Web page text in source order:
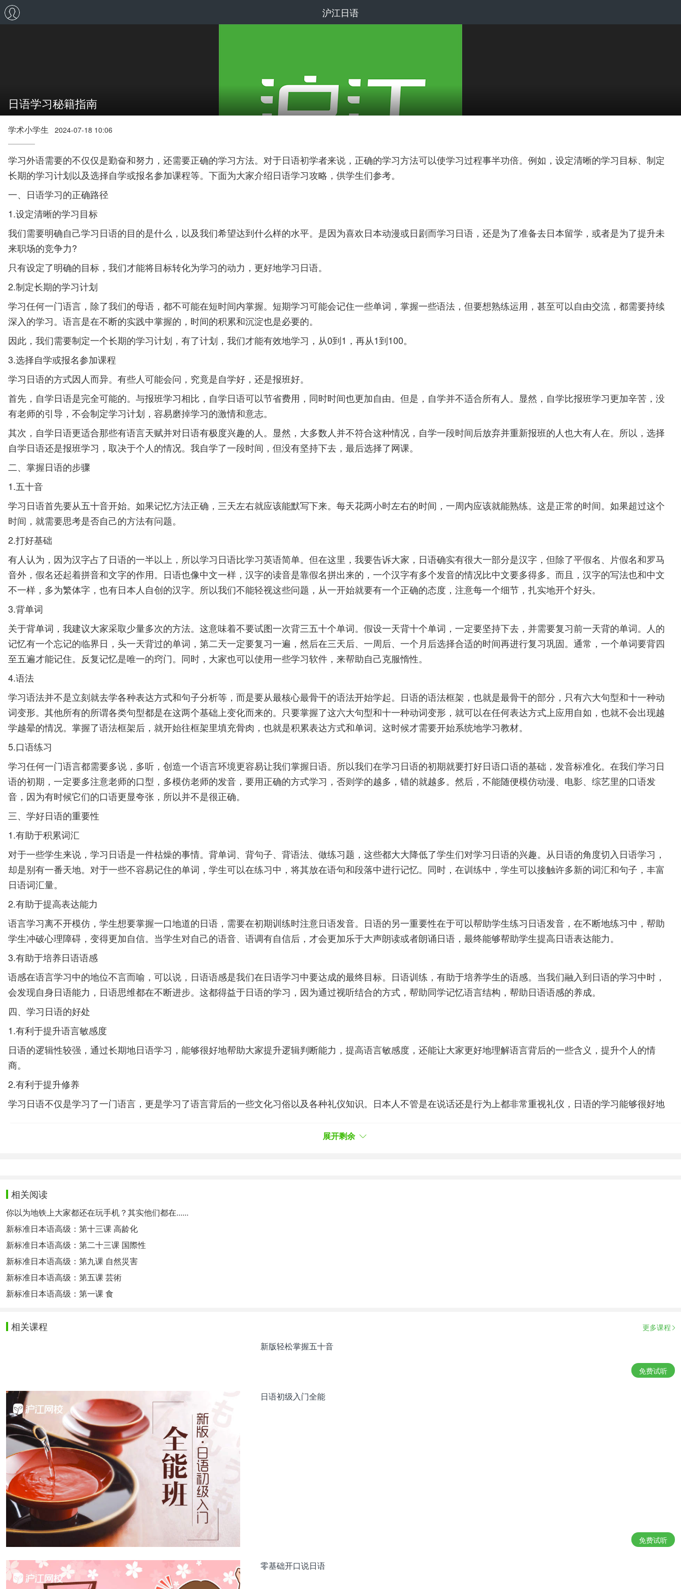
沪江日语
日语学习秘籍指南
学术小学生 2024-07-18 10:06
学习外语需要的不仅仅是勤奋和努力，还需要正确的学习方法。对于日语初学者来说，正确的学习方法可以使学习过程事半功倍。例如，设定清晰的学习目标、制定
长期的学习计划以及选择自学或报名参加课程等。下面为大家介绍日语学习攻略，供学生们参考。
一、日语学习的正确路径
1.设定清晰的学习目标
我们需要明确自己学习日语的目的是什么，以及我们希望达到什么样的水平。是因为喜欢日本动漫或日剧而学习日语，还是为了准备去日本留学，或者是为了提升未
来职场的竞争力?
只有设定了明确的目标，我们才能将目标转化为学习的动力，更好地学习日语。
2.制定长期的学习计划
学习任何一门语言，除了我们的母语，都不可能在短时间内掌握。短期学习可能会记住一些单词，掌握一些语法，但要想熟练运用，甚至可以自由交流，都需要持续
深入的学习。语言是在不断的实践中掌握的，时间的积累和沉淀也是必要的。
因此，我们需要制定一个长期的学习计划，有了计划，我们才能有效地学习，从0到1，再从1到100。
3.选择自学或报名参加课程
学习日语的方式因人而异。有些人可能会问，究竟是自学好，还是报班好。
首先，自学日语是完全可能的。与报班学习相比，自学日语可以节省费用，同时时间也更加自由。但是，自学并不适合所有人。显然，自学比报班学习更加辛苦，没
有老师的引导，不会制定学习计划，容易磨掉学习的激情和意志。
其次，自学日语更适合那些有语言天赋并对日语有极度兴趣的人。显然，大多数人并不符合这种情况，自学一段时间后放弃并重新报班的人也大有人在。所以，选择
自学日语还是报班学习，取决于个人的情况。我自学了一段时间，但没有坚持下去，最后选择了网课。
二、掌握日语的步骤
1.五十音
学习日语首先要从五十音开始。如果记忆方法正确，三天左右就应该能默写下来。每天花两小时左右的时间，一周内应该就能熟练。这是正常的时间。如果超过这个
时间，就需要思考是否自己的方法有问题。
2.打好基础
有人认为，因为汉字占了日语的一半以上，所以学习日语比学习英语简单。但在这里，我要告诉大家，日语确实有很大一部分是汉字，但除了平假名、片假名和罗马
音外，假名还起着拼音和文字的作用。日语也像中文一样，汉字的读音是靠假名拼出来的，一个汉字有多个发音的情况比中文要多得多。而且，汉字的写法也和中文
不一样，多为繁体字，也有日本人自创的汉字。所以我们不能轻视这些问题，从一开始就要有一个正确的态度，注意每一个细节，扎实地开个好头。
3.背单词
关于背单词，我建议大家采取少量多次的方法。这意味着不要试图一次背三五十个单词。假设一天背十个单词，一定要坚持下去，并需要复习前一天背的单词。人的
记忆有一个忘记的临界日，头一天背过的单词，第二天一定要复习一遍，然后在三天后、一周后、一个月后选择合适的时间再进行复习巩固。通常，一个单词要背四
至五遍才能记住。反复记忆是唯一的窍门。同时，大家也可以使用一些学习软件，来帮助自己克服惰性。
4.语法
学习语法并不是立刻就去学各种表达方式和句子分析等，而是要从最核心最骨干的语法开始学起。日语的语法框架，也就是最骨干的部分，只有六大句型和十一种动
词变形。其他所有的所谓各类句型都是在这两个基础上变化而来的。只要掌握了这六大句型和十一种动词变形，就可以在任何表达方式上应用自如，也就不会出现越
学越晕的情况。掌握了语法框架后，就开始往框架里填充骨肉，也就是积累表达方式和单词。这时候才需要开始系统地学习教材。
5.口语练习
学习任何一门语言都需要多说，多听，创造一个语言环境更容易让我们掌握日语。所以我们在学习日语的初期就要打好日语口语的基础，发音标准化。在我们学习日
语的初期，一定要多注意老师的口型，多模仿老师的发音，要用正确的方式学习，否则学的越多，错的就越多。然后，不能随便模仿动漫、电影、综艺里的口语发
音，因为有时候它们的口语更显夸张，所以并不是很正确。
三、学好日语的重要性
1.有助于积累词汇
对于一些学生来说，学习日语是一件枯燥的事情。背单词、背句子、背语法、做练习题，这些都大大降低了学生们对学习日语的兴趣。从日语的角度切入日语学习，
却是别有一番天地。对于一些不容易记住的单词，学生可以在练习中，将其放在语句和段落中进行记忆。同时，在训练中，学生可以接触许多新的词汇和句子，丰富
日语词汇量。
2.有助于提高表达能力
语言学习离不开模仿，学生想要掌握一口地道的日语，需要在初期训练时注意日语发音。日语的另一重要性在于可以帮助学生练习日语发音，在不断地练习中，帮助
学生冲破心理障碍，变得更加自信。当学生对自己的语音、语调有自信后，才会更加乐于大声朗读或者朗诵日语，最终能够帮助学生提高日语表达能力。
3.有助于培养日语语感
语感在语言学习中的地位不言而喻，可以说，日语语感是我们在日语学习中要达成的最终目标。日语训练，有助于培养学生的语感。当我们融入到日语的学习中时，
会发现自身日语能力，日语思维都在不断进步。这都得益于日语的学习，因为通过视听结合的方式，帮助同学记忆语言结构，帮助日语语感的养成。
四、学习日语的好处
1.有利于提升语言敏感度
日语的逻辑性较强，通过长期地日语学习，能够很好地帮助大家提升逻辑判断能力，提高语言敏感度，还能让大家更好地理解语言背后的一些含义，提升个人的情
商。
2.有利于提升修养
学习日语不仅是学习了一门语言，更是学习了语言背后的一些文化习俗以及各种礼仪知识。日本人不管是在说话还是行为上都非常重视礼仪，日语的学习能够很好地
4.有利于工作
学习日语不仅能够帮助大家提升社会竞争力，更是能够为大家开拓出更广阔的的就业空间，可以不必再拘泥于国内就业，为大家增加了更多的就业机会。
特别提醒：如果您对日语语言学习感兴趣，想要深入学习，可以了解沪江网校精品课程，量身定制高效实用的个性化学习方案，专属督导全程伴学。扫一扫定制专属
课程
以上为大家介绍的日语学习秘籍指南，希望可以切实帮助到大家。更多日语学习相关信息，可以关注沪江网查询。
相关热点： 日语零基础入门
展开剩余
相关阅读
你以为地铁上大家都还在玩手机？其实他们都在......
新标准日本语高级：第十三课 高龄化
新标准日本语高级：第二十三课 国際性
新标准日本语高级：第九课 自然災害
新标准日本语高级：第五课 芸術
新标准日本语高级：第一课 食
相关课程 更多课程
新版轻松掌握五十音
免费试听
日语初级入门全能
免费试听
零基础开口说日语